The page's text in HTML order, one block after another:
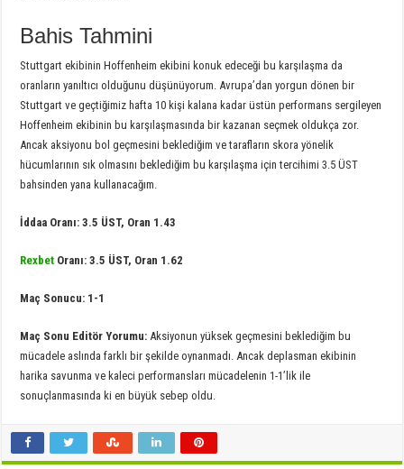
Bahis Tahmini
Stuttgart ekibinin Hoffenheim ekibini konuk edeceği bu karşılaşma da
oranların yanıltıcı olduğunu düşünüyorum. Avrupa’dan yorgun dönen bir
Stuttgart ve geçtiğimiz hafta 10 kişi kalana kadar üstün performans sergileyen
Hoffenheim ekibinin bu karşılaşmasında bir kazanan seçmek oldukça zor.
Ancak aksiyonu bol geçmesini beklediğim ve tarafların skora yönelik
hücumlarının sık olmasını beklediğim bu karşılaşma için tercihimi 3.5 ÜST
bahsinden yana kullanacağım.
İddaa Oranı: 3.5 ÜST, Oran 1.43
Rexbet Oranı: 3.5 ÜST, Oran 1.62
Maç Sonucu: 1-1
Maç Sonu Editör Yorumu: Aksiyonun yüksek geçmesini beklediğim bu
mücadele aslında farklı bir şekilde oynanmadı. Ancak deplasman ekibinin
harika savunma ve kaleci performansları mücadelenin 1-1’lik ile
sonuçlanmasında ki en büyük sebep oldu.